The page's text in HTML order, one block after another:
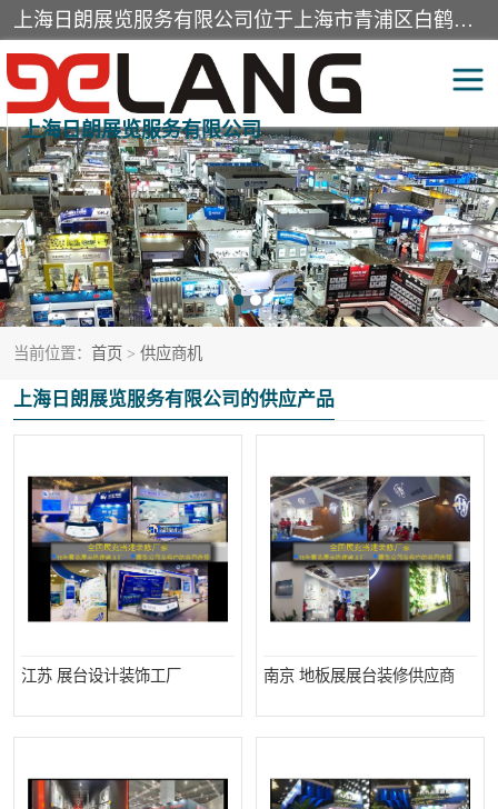
上海日朗展览服务有限公司位于上海市青浦区白鹤镇，营业范围有展览展示会务服务，室内装饰设计及施工，展示道具设计制作，舞台设计，图文设计，灯箱制作，园林绿化工程，广告装潢材料，建筑材料，办公用品，工艺礼品日用百货销售。
上海日朗展览服务有限公司
当前位置： 首页 > 供应商机
上海日朗展览服务有限公司的供应产品
江苏 展台设计装饰工厂 南京 地板展展台装修供应商
展台装修搭建 活动会议执行
展厅装修 专柜制作
展会装修设计 展会搭建
活动策划